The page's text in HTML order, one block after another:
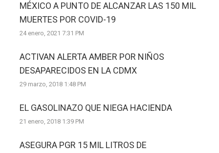
MÉXICO A PUNTO DE ALCANZAR LAS 150 MIL
MUERTES POR COVID-19
24 enero, 2021 7:31 PM
ACTIVAN ALERTA AMBER POR NIÑOS
DESAPARECIDOS EN LA CDMX
29 marzo, 2018 1:48 PM
EL GASOLINAZO QUE NIEGA HACIENDA
21 enero, 2018 1:39 PM
ASEGURA PGR 15 MIL LITROS DE